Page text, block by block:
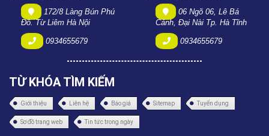
172/8 Làng Bún Phú
Đô. Từ Liêm Hà Nội
0934655679
06 Ngõ 06, Lê Bá
Cảnh, Đại Nài Tp. Hà Tĩnh
0934655679
TỪ KHÓA TÌM KIẾM
Giới thiệu Liên hệ Báo giá Sitemap Tuyển dụng
Sơ đồ trang web Tin tức trong ngày